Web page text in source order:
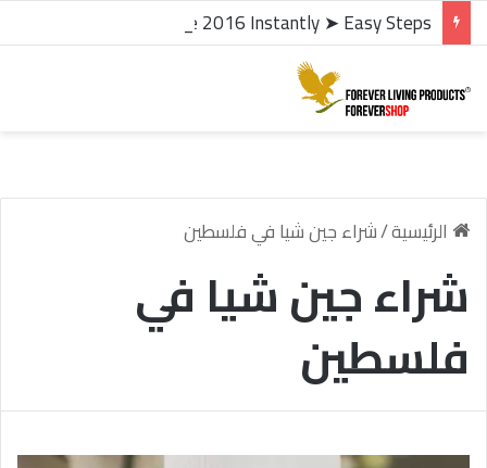
الرئيسية/شراء جين شيا في فلسطين
شراء جين شيا في
فلسطين